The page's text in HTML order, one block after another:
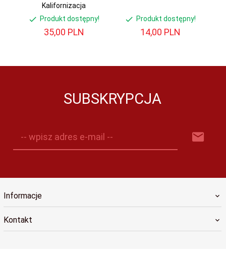
Kalifornizacja
Produkt dostępny!
35,00 PLN
Produkt dostępny!
14,00 PLN
SUBSKRYPCJA
-- wpisz adres e-mail --
Informacje
Kontakt